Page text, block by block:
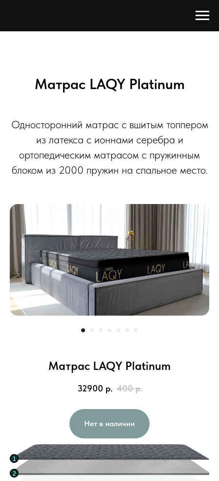
Матрас LAQY Platinum
Односторонний матрас с вшитым топпером
из латекса с ионнами серебра и
ортопедическим матрасом с пружинным
блоком из 2000 пружин на спальное место.
Матрас LAQY Platinum
32900 р. 400 р.
Нет в наличии
1
2